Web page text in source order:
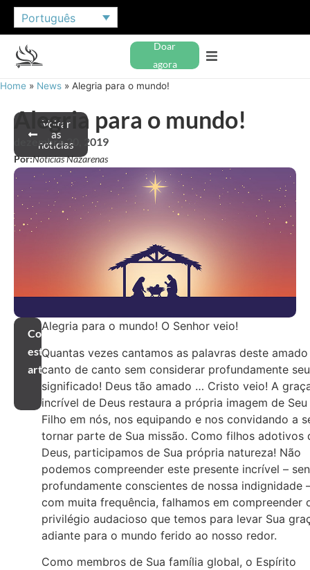
Português
Doar
agora
Home » News » Alegria para o mundo!
Voltar
às
notícias
Alegria para o mundo!
dezembro 20, 2019
Por:Notícias Nazarenas
Compartilhar
este
artigo
Alegria para o mundo! O Senhor veio!
Quantas vezes cantamos as palavras deste amado
canto de canto sem considerar profundamente seu
significado! Deus tão amado … Cristo veio! A
incrível de Deus restaura a própria imagem de Seu
Filho em nós, nos equipando e nos convidando a
tornar parte de Sua missão. Como filhos adotivos
Deus, participamos de Sua própria natureza! Não
podemos compreender este presente incrível –
profundamente conscientes de nossa indignidade
com muita frequência, falhamos em compreender
privilégio audacioso que temos para levar Sua
adiante para o mundo ferido ao nosso redor.
Como membros de Sua família global, o Espírito